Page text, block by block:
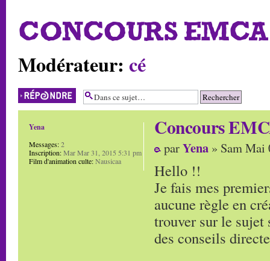
CONCOURS
Modérateur: cé
Répondre
Concours
parYena » Sam Mai
Hello !!
Je fais mes
aucune règle en
trouver sur le sujet
des conseils
Yena
Messages:2
Inscription:Mar Mar 31, 2015 5:31 pm
Film d'animation culte:Nausicaa